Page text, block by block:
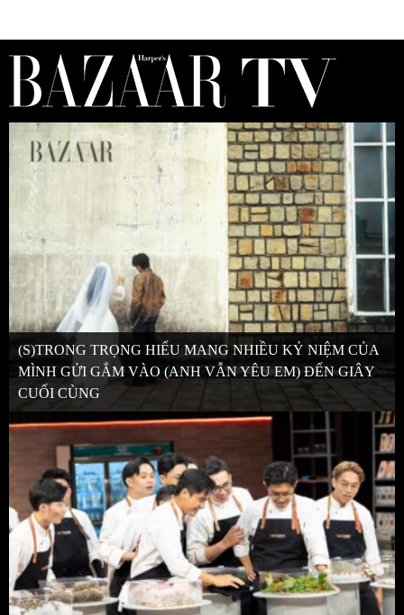
(S)TRONG TRỌNG HIẾU MANG NHIỀU KỶ NIỆM CỦA
MÌNH GỬI GẮM VÀO (ANH VẪN YÊU EM) ĐẾN GIÂY
CUỐI CÙNG